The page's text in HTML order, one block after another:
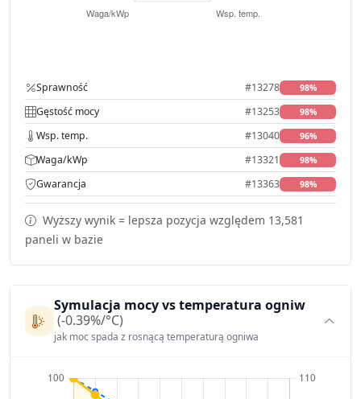
Sprawność #13278 98%
Gęstość mocy #13253 98%
Wsp. temp. #13040 96%
Waga/kWp #13321 98%
Gwarancja #13363 98%
Wyższy wynik = lepsza pozycja względem 13,581
paneli w bazie
Symulacja mocy vs temperatura ogniw
(-0.39%/°C)
jak moc spada z rosnącą temperaturą ogniwa